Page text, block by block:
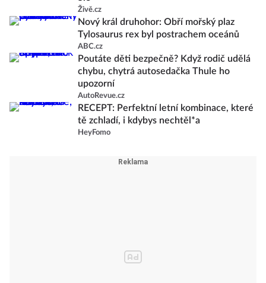
Živě.cz
Nový král druhohor: Obří mořský plaz
Tylosaurus rex byl postrachem oceánů
ABC.cz
Poutáte děti bezpečně? Když rodič udělá
chybu, chytrá autosedačka Thule ho
upozorní
AutoRevue.cz
RECEPT: Perfektní letní kombinace, které
tě zchladí, i kdybys nechtěl*a
HeyFomo